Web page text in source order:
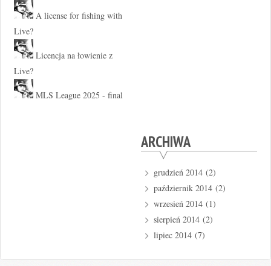
A license for fishing with
Live?
Licencja na łowienie z
Live?
MLS League 2025 - final
ARCHIWA
grudzień 2014(2)
październik 2014(2)
wrzesień 2014(1)
sierpień 2014(2)
lipiec 2014(7)